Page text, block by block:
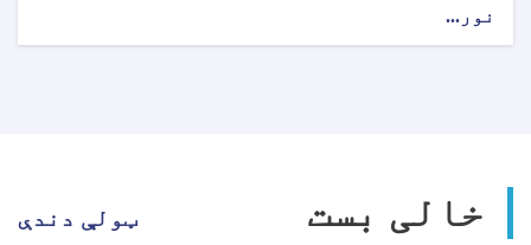
نور...
خالی بست ټولې دندې